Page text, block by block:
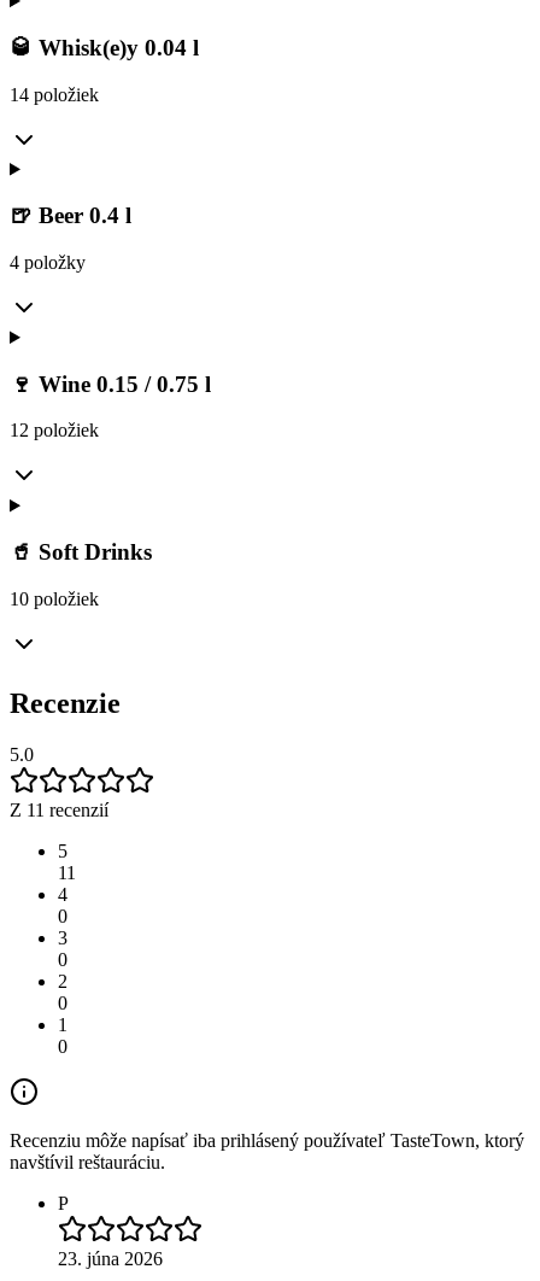
🥃 Whisk(e)y 0.04 l
14 položiek
🍺 Beer 0.4 l
4 položky
🍷 Wine 0.15 / 0.75 l
12 položiek
🥤 Soft Drinks
10 položiek
Recenzie
5.0
Z 11 recenzií
5
11
4
0
3
0
2
0
1
0
Recenziu môže napísať iba prihlásený používateľ TasteTown, ktorý
navštívil reštauráciu.
P
23. júna 2026